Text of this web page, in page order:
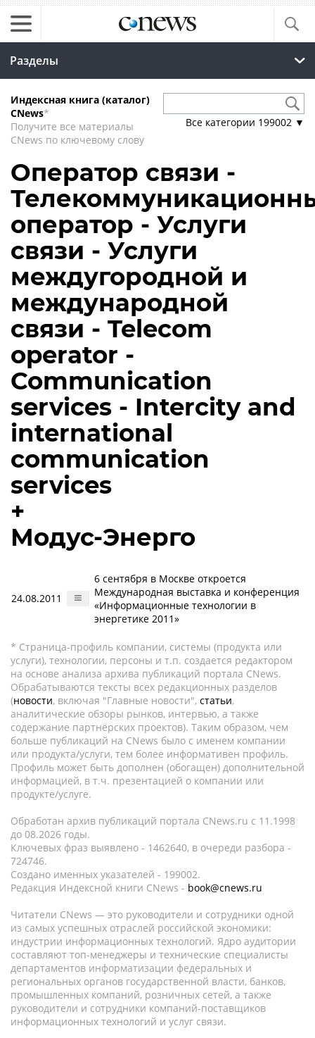
Разделы
Индексная книга (каталог)
CNews*
Получите все материалы
CNews по ключевому слову
Все категории 199002 ▼
Оператор связи -
оператор - Услуги
связи - Услуги
междугородной и
международной
связи - Telecom
operator -
Communication
services - Intercity and
international
communication
services
+
Модус-Энерго
24.08.2011
6 сентября в Москве откроется
Международная выставка и конференция
«Информационные технологии в
энергетике 2011»
* Страница-профиль компании, системы (продукта или
услуги), технологии, персоны и т.п. создается редактором
на основе анализа архива публикаций портала CNews.
Обрабатываются тексты всех редакционных разделов
(новости, включая "Главные новости", статьи,
аналитические обзоры рынков, интервью, а также
содержание партнёрских проектов). Таким образом, чем
больше публикаций на CNews было с именем компании
или продукта/услуги, тем более информативен профиль.
Профиль может быть дополнен (обогащен) дополнительной
информацией, в т.ч. презентацией о компании или
продукте/услуге.
Обработан архив публикаций портала CNews.ru c 11.1998
до 08.2026 годы.
Ключевых фраз выявлено - 1462640, в очереди разбора -
724746.
Создано именных указателей - 199002.
Редакция Индексной книги CNews - book@cnews.ru
Читатели CNews — это руководители и сотрудники одной
из самых успешных отраслей российской экономики:
индустрии информационных технологий. Ядро аудитории
составляют топ-менеджеры и технические специалисты
департаментов информатизации федеральных и
региональных органов государственной власти, банков,
промышленных компаний, розничных сетей, а также
руководители и сотрудники компаний-поставщиков
информационных технологий и услуг связи.